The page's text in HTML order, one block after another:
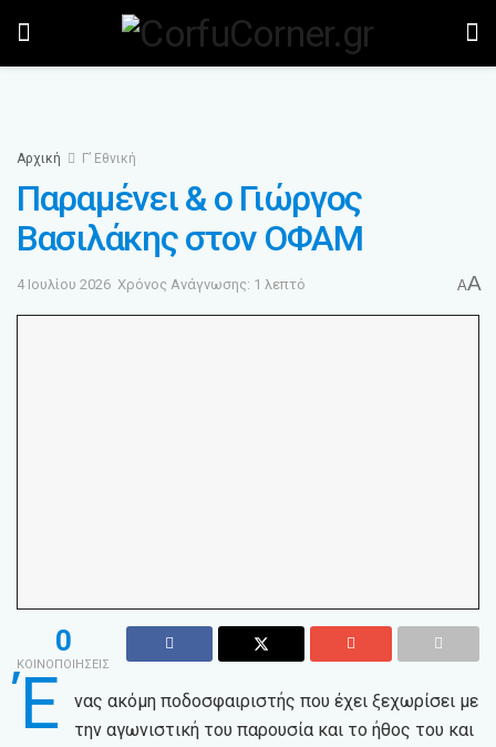
Αρχική Γ’ Εθνική
Παραμένει & ο Γιώργος
Βασιλάκης στον ΟΦΑΜ
4 Ιουλίου 2026 Χρόνος Ανάγνωσης: 1 λεπτό AA
0
ΚΟΙΝΟΠΟΙΗΣΕΙΣ
Έ
νας ακόμη ποδοσφαιριστής που έχει ξεχωρίσει με
την αγωνιστική του παρουσία και το ήθος του και